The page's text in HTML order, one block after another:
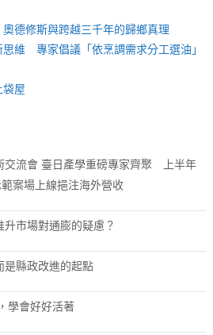
德修斯與跨越三千年的歸鄉真理
維 專家倡議「依烹調需求分工選油」
屋
交流會 臺日產學重磅專家齊聚 上半年
案場上線挹注海外營收
市場對通膨的疑慮？
是縣政改進的起點
學會好好活著